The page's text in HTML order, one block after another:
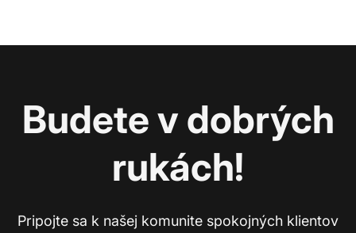
Budete v dobrých
rukách!
Pripojte sa k našej komunite spokojných klientov